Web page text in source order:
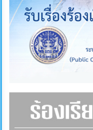
ข้อมูล
ติดต่อ